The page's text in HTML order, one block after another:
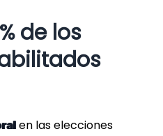
de los
en las elecciones